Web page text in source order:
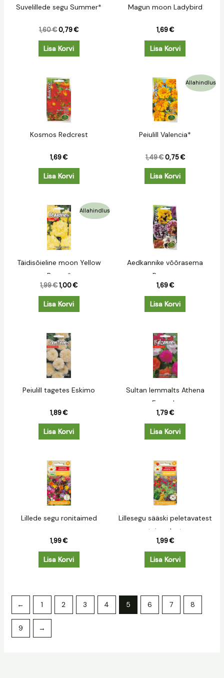
Suvelillede segu Summer*
1,60€0,79€
Lisa Korvi
Magun moon Ladybird
1,69€
Lisa Korvi
Kosmos Redcrest
1,69€
Lisa Korvi
Allahindlus
Peiulill Valencia*
1,49€
Algne
hind
oli:
1,49 €.
0,75€
Praegune
hind
Lisa Korvi
Allahindlus
Täidisõieline moon Yellow
Peony*
1,99€
Algne
hind
oli:
1,99 €.
1,00€
Praegune
hind
Lisa Korvi
Aedkannike võõrasema
Rococo
1,69€
Lisa Korvi
Peiulill tagetes Eskimo
1,89€
Lisa Korvi
Sultan lemmalts Athena
Formula
1,79€
Lisa Korvi
Lillede segu ronitaimed
1,99€
Lisa Korvi
Lillesegu sääski peletavatest
taimedest
1,99€
Lisa Korvi
← 1 2 3 4 5 6 7 8
9 →